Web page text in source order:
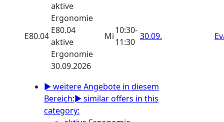
E80.04
aktive
Ergonomie
E80.04
aktive
Ergonomie
30.09.2026
Mi
10:30-
11:30
30.09.
► weitere Angebote in diesem
Bereich:► similar offers in this
category: